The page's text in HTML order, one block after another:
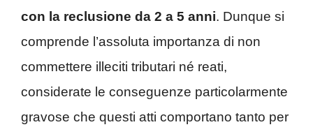
con la reclusione da 2 a 5 anni. Dunque si
comprende l’assoluta importanza di non
commettere illeciti tributari né reati,
considerate le conseguenze particolarmente
gravose che questi atti comportano tanto per